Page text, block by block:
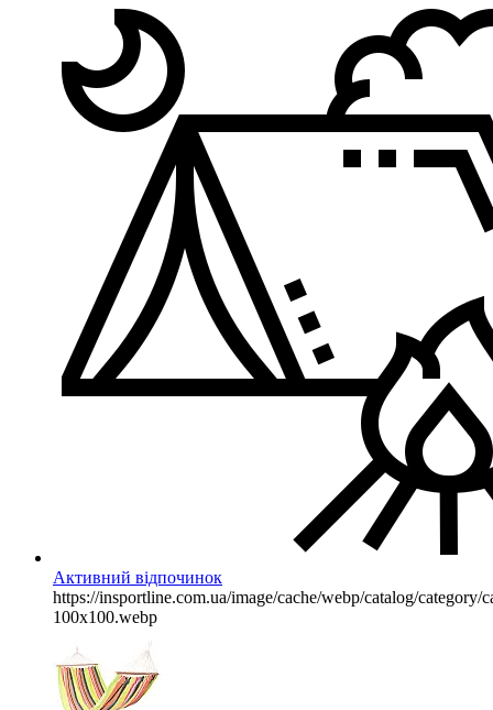
Активний відпочинок
https://insportline.com.ua/image/cache/webp/catalog/category/
100x100.webp